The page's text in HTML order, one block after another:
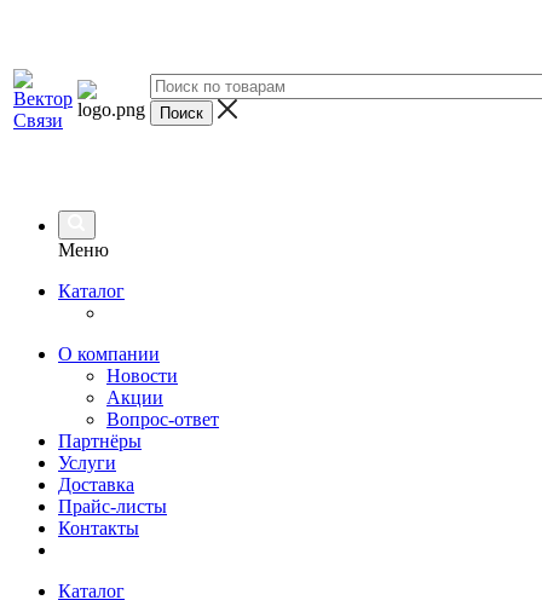
Меню
Каталог
О компании
Новости
Акции
Вопрос-ответ
Партнёры
Услуги
Доставка
Прайс-листы
Контакты
Каталог